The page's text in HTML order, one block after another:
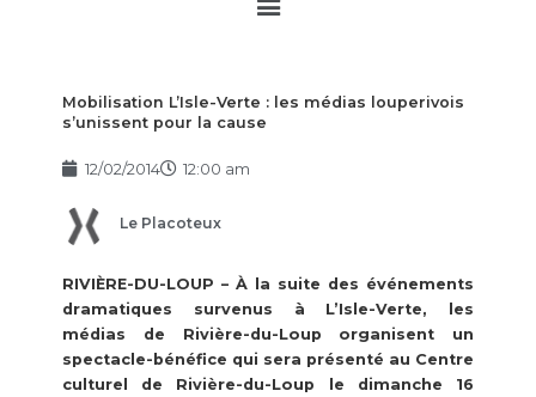
Mobilisation L’Isle-Verte : les médias louperivois
s’unissent pour la cause
12/02/2014 12:00 am
Le Placoteux
RIVIÈRE-DU-LOUP – À la suite des événements
dramatiques survenus à L’Isle-Verte, les
médias de Rivière-du-Loup organisent un
spectacle-bénéfice qui sera présenté au Centre
culturel de Rivière-du-Loup le dimanche 16